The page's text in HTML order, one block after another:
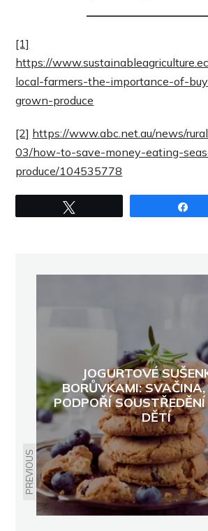
[1]
https://
local-farmers-the-importance-of-
grown-produce
[2] https://www.abc.net.au/news/
03/how-to-save-money-eating-
produce/104535778
PREVIOUS
JOGURTOVÉ
BORŮVKAMI:
PODPOŘÍ
DĚTÍ
JARNÍ ÚKLID ZAČÍNÁ V
CO ZKONTROLOVAT U